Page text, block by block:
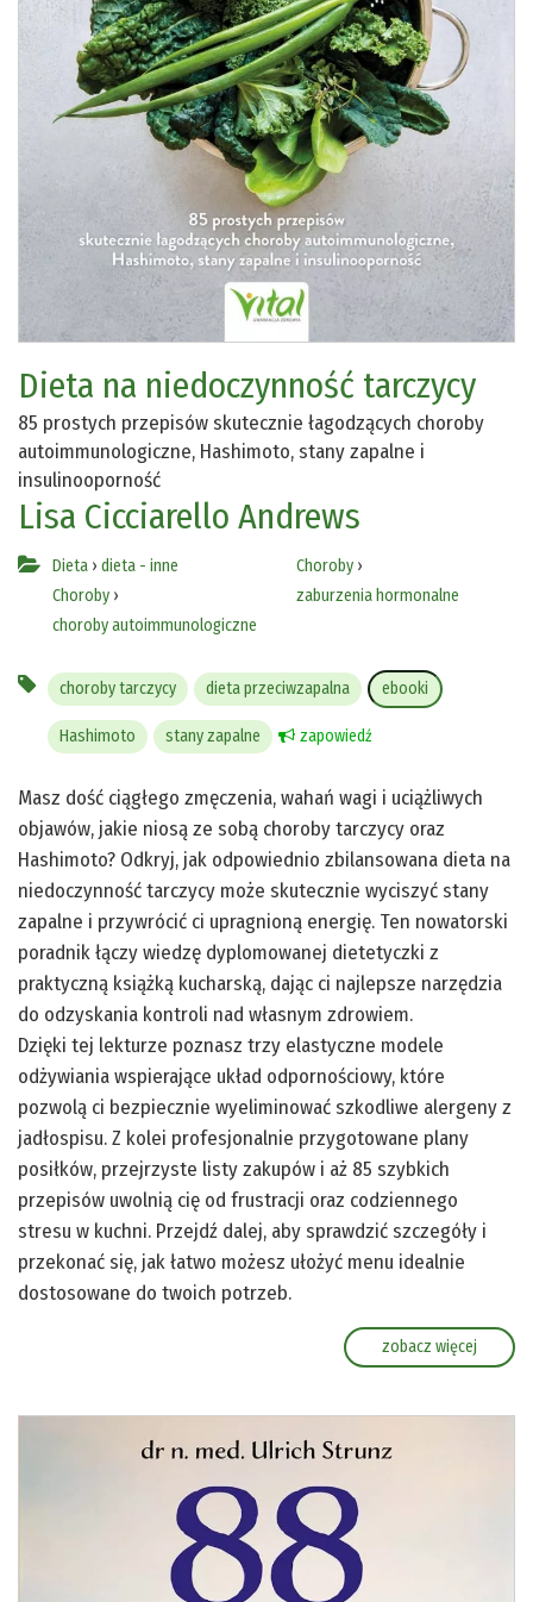
Dieta na niedoczynność tarczycy
85 prostych przepisów skutecznie łagodzących choroby
autoimmunologiczne, Hashimoto, stany zapalne i
insulinooporność
Lisa Cicciarello Andrews
Dieta › dieta - inne
Choroby ›
choroby autoimmunologiczne
Choroby›
zaburzenia hormonalne
choroby tarczycy dieta przeciwzapalna ebooki
Hashimoto stany zapalne zapowiedź
Masz dość ciągłego zmęczenia, wahań wagi i uciążliwych
objawów, jakie niosą ze sobą choroby tarczycy oraz
Hashimoto? Odkryj, jak odpowiednio zbilansowana dieta na
niedoczynność tarczycy może skutecznie wyciszyć stany
zapalne i przywrócić ci upragnioną energię. Ten nowatorski
poradnik łączy wiedzę dyplomowanej dietetyczki z
praktyczną książką kucharską, dając ci najlepsze narzędzia
do odzyskania kontroli nad własnym zdrowiem.
Dzięki tej lekturze poznasz trzy elastyczne modele
odżywiania wspierające układ odpornościowy, które
pozwolą ci bezpiecznie wyeliminować szkodliwe alergeny z
jadłospisu. Z kolei profesjonalnie przygotowane plany
posiłków, przejrzyste listy zakupów i aż 85 szybkich
przepisów uwolnią cię od frustracji oraz codziennego
stresu w kuchni. Przejdź dalej, aby sprawdzić szczegóły i
przekonać się, jak łatwo możesz ułożyć menu idealnie
dostosowane do twoich potrzeb.
zobacz więcej